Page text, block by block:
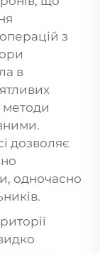
з
в
методи
дозволяє
одночасно